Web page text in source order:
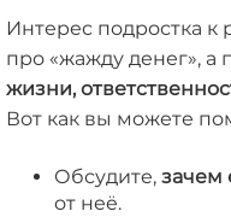
Интерес подростка к
про «жажду денег», а
жизни,
Вот как вы можете
Обсудите, зачем
от неё.